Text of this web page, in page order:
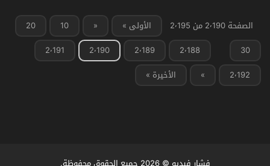
الصفحة 2٬190 من 2٬195 الأولى » «
10
20
30
2٬188 2٬189 2٬190
2٬191
2٬192
» الأخيرة »